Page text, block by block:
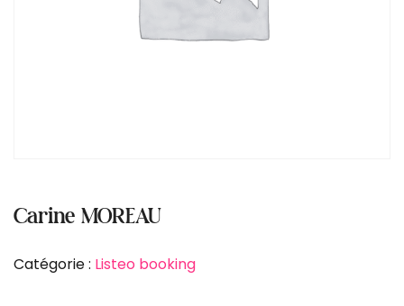
Carine MOREAU
Catégorie : Listeo booking